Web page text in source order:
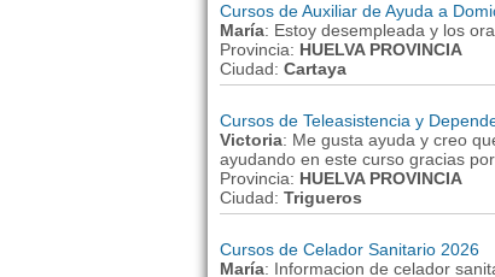
Cursos de Auxiliar de Ayuda a
María: Estoy desempleada y los
Provincia: HUELVA PROVINCIA
Ciudad: Cartaya
Cursos de Teleasistencia y
Victoria: Me gusta ayuda y creo
ayudando en este curso gracias
Provincia: HUELVA PROVINCIA
Ciudad: Trigueros
Cursos de Celador Sanitario 2026
María: Informacion de celador